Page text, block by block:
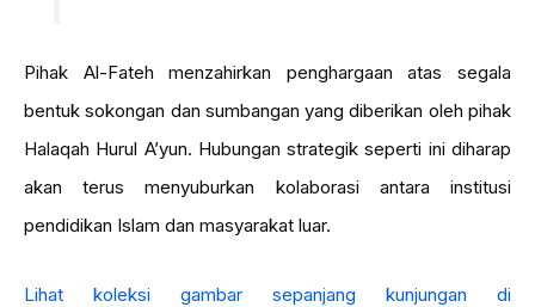
Pihak Al-Fateh menzahirkan penghargaan atas segala
bentuk sokongan dan sumbangan yang diberikan oleh pihak
Halaqah Hurul A’yun. Hubungan strategik seperti ini diharap
akan terus menyuburkan kolaborasi antara institusi
pendidikan Islam dan masyarakat luar.
Lihat koleksi gambar sepanjang kunjungan di